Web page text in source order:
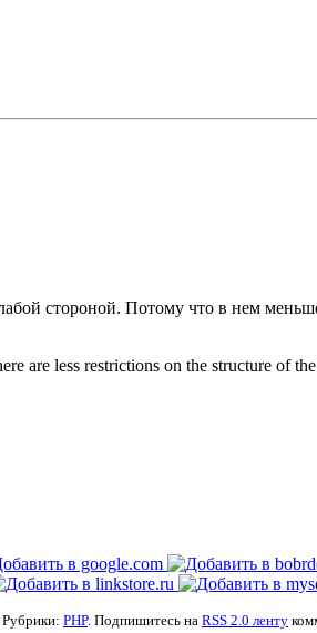
стороной. Потому что в нем
are less restrictions on the structure of
PHP. Подпишитесь на RSS 2.0 ленту